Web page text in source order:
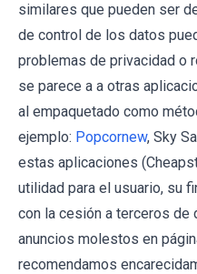
similares que pueden ser
de control de los datos
problemas de privacidad o
se parece a a otras
al empaquetado como
ejemplo: Popcornew, Sky
estas aplicaciones
utilidad para el usuario, su
con la cesión a terceros de
anuncios molestos en
recomendamos